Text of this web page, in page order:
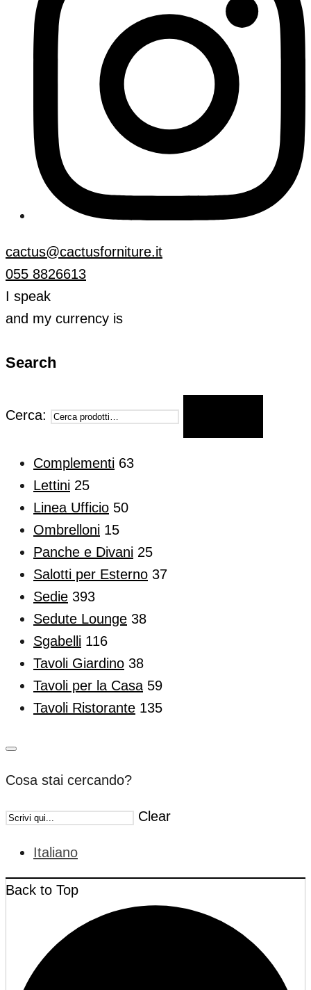
cactus@cactusforniture.it
055 8826613
I speak
and my currency is
Search
Cerca:
Complementi 63
Lettini 25
Linea Ufficio 50
Ombrelloni 15
Panche e Divani 25
Salotti per Esterno 37
Sedie 393
Sedute Lounge 38
Sgabelli 116
Tavoli Giardino 38
Tavoli per la Casa 59
Tavoli Ristorante 135
Cosa stai cercando?
Clear
Italiano
Back to Top